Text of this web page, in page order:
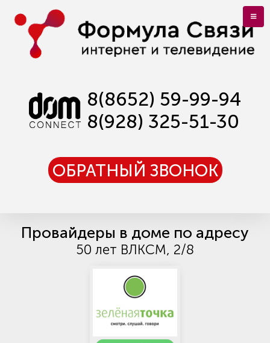
8(8652) 59-99-94
8(928) 325-51-30
ОБРАТНЫЙ ЗВОНОК
Провайдеры в доме по адресу
50 лет ВЛКСМ, 2/8